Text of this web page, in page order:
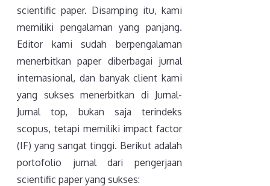
scientific paper. Disamping itu, kami
memiliki pengalaman yang panjang.
Editor kami sudah berpengalaman
menerbitkan paper diberbagai jurnal
internasional, dan banyak client kami
yang sukses menerbitkan di Jurnal-
Jurnal top, bukan saja terindeks
scopus, tetapi memiliki impact factor
(IF) yang sangat tinggi. Berikut adalah
portofolio jurnal dari pengerjaan
scientific paper yang sukses: